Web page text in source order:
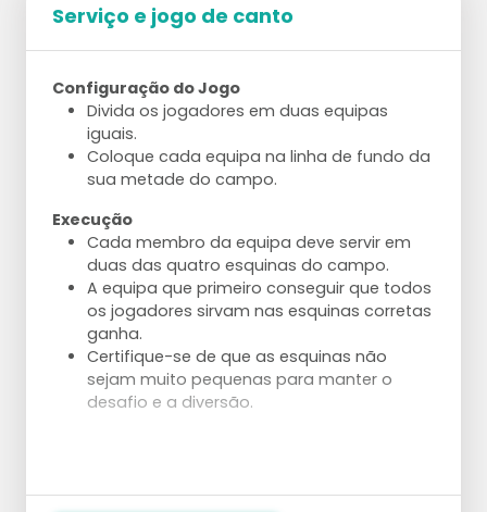
levantadores, o treinador saca.
Com 5 jogadores: 2 levantadores alternam.
Com 6 jogadores: divida em dois grupos e
use ambos os lados do campo.
Técnica
Trabalhe na técnica correta – gire em
direção ao poste antes de fazer o
levantamento.
Faça o levantamento em um movimento
dinâmico na linha do ombro do atacante.
Use uma perna de apoio em uma pequena
posição de lunge para iniciar o
levantamento.
Aanpassingen
Comece com um serviço muito fácil para
passes consistentes.
Aumente a pressão do passe com um
Serviço e jogo de canto
Configuração do Jogo
Divida os jogadores em duas equipas
iguais.
Coloque cada equipa na linha de fundo da
sua metade do campo.
Execução
Cada membro da equipa deve servir em
duas das quatro esquinas do campo.
A equipa que primeiro conseguir que todos
os jogadores sirvam nas esquinas corretas
ganha.
Certifique-se de que as esquinas não
sejam muito pequenas para manter o
desafio e a diversão.